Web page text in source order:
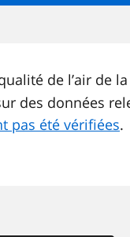
de l’air de la
des données
pas été vérifiées.